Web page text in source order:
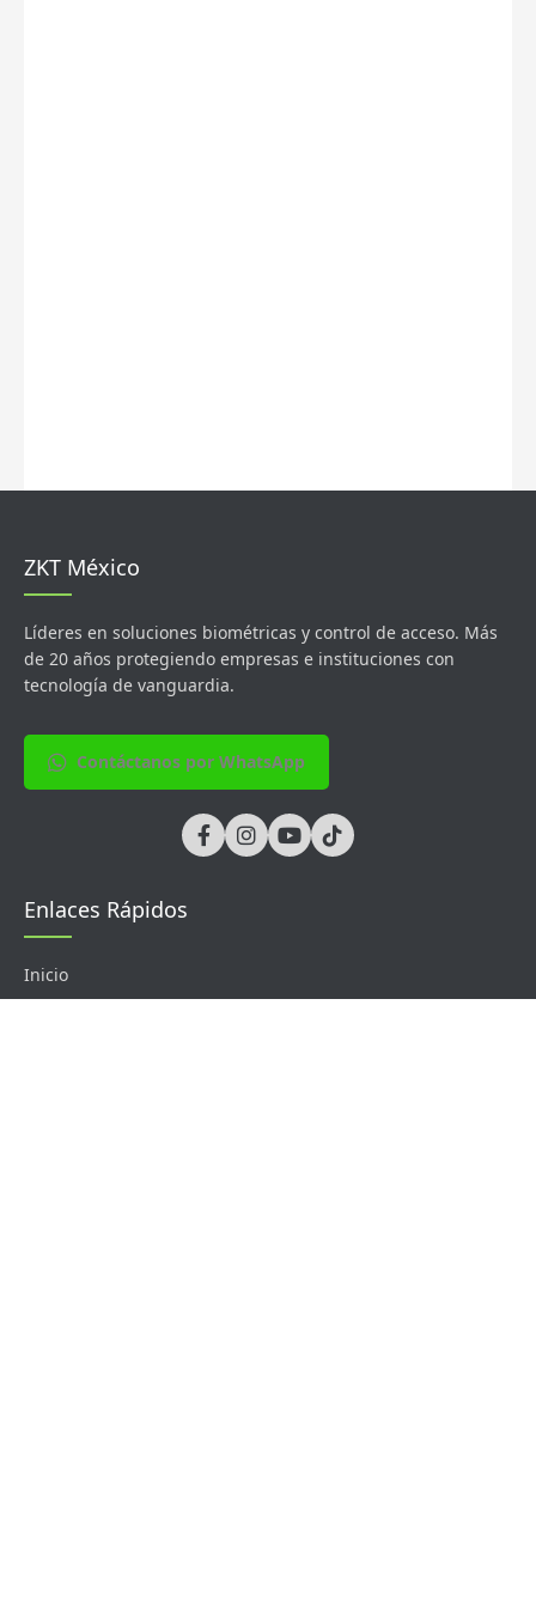
ZKT México
Líderes en soluciones biométricas y control de acceso. Más
de 20 años protegiendo empresas e instituciones con
tecnología de vanguardia.
Contáctanos por WhatsApp
Enlaces Rápidos
Inicio